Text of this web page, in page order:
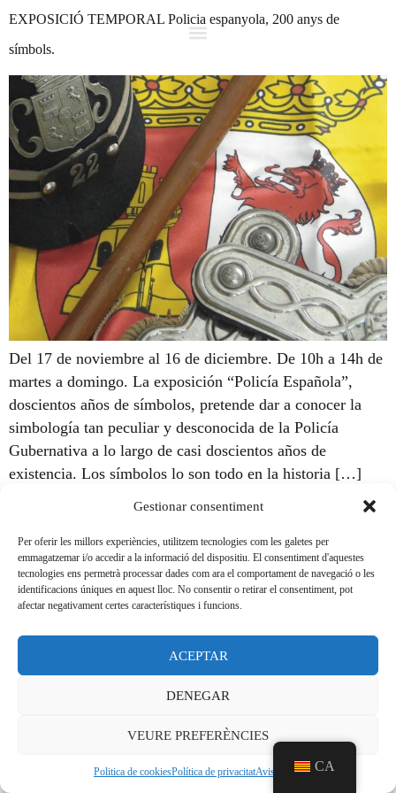
Gestionar consentiment
Per oferir les millors experiències, utilitzem tecnologies com les galetes per
emmagatzemar i/o accedir a la informació del dispositiu. El consentiment d'aquestes
tecnologies ens permetrà processar dades com ara el comportament de navegació o les
identificacions úniques en aquest lloc. No consentir o retirar el consentiment, pot
afectar negativament certes característiques i funcions.
ACEPTAR
DENEGAR
VEURE PREFERÈNCIES
Politica de cookiesPolítica de privacitatAviso legal
EXPOSICIÓ TEMPORAL Policia espanyola, 200 anys de
símbols.
Del 17 de noviembre al 16 de diciembre. De 10h a 14h de
martes a domingo. La exposición “Policía Española”,
doscientos años de símbolos, pretende dar a conocer la
simbología tan peculiar y desconocida de la Policía
Gubernativa a lo largo de casi doscientos años de
existencia. Los símbolos lo son todo en la historia […]
Avís legal
Política de privacitat
Política de Cookies
Transparència
CA